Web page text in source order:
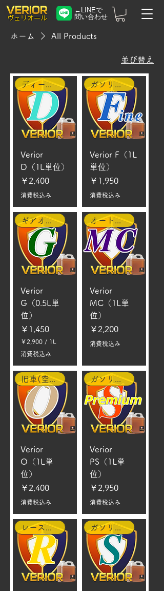
​ヴェリオール
←LINEで
問い合わせ
ホーム All Products
並び替え
ディーゼル車
Verior
D（1L単位）
価格
￥2,400
消費税込み
ガソリン車
Verior F（1L
単位）
価格
￥1,950
消費税込み
ギアオイル
Verior
G（0.5L単
位）
価格
￥1,450
￥2,900 / 1L
￥
2
,
9
0
／
1
L
消費税込み
オートバイ
Verior
MC（1L単
位）
価格
￥2,200
消費税込み
旧車(空冷含む)
Verior
O（1L単
位）
価格
￥2,400
消費税込み
ガソリン車
Verior
PS（1L単
位）
価格
￥2,950
消費税込み
レースカー ガソリン車